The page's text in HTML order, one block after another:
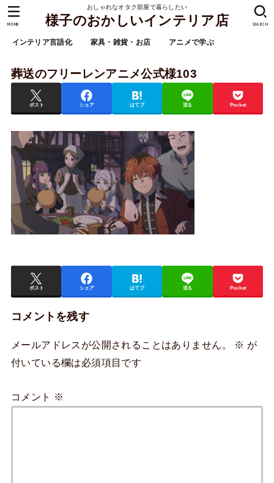
おしゃれなオタク部屋で暮らしたい
様子のおかしいインテリア店
インテリア言語化 家具・雑貨・お店 アニメで学ぶ
SEARCH
MENU
葬送のフリーレンアニメ公式様103
ポスト シェア はてブ 送る Pocket
ポスト シェア はてブ 送る Pocket
コメントを残す
メールアドレスが公開されることはありません。 ※ が
付いている欄は必須項目です
コメント ※